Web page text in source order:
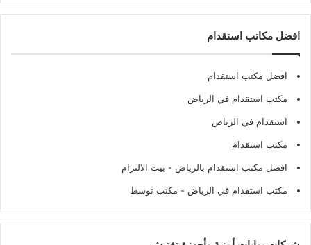
افضل مكاتب استقدام
افضل مكتب استقدام
مكتب استقدام في الرياض
استقدام في الرياض
مكتب استقدام
افضل مكتب استقدام بالرياض - بيت الالتزام
مكتب استقدام في الرياض - مكتب توسط